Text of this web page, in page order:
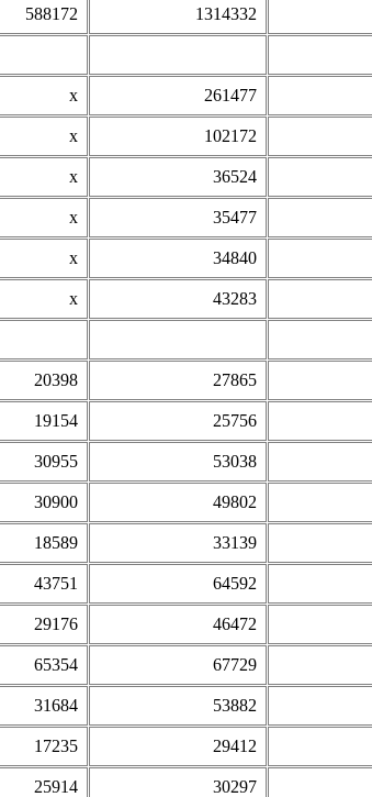
588172 1314332
х 261477
х 102172
х 36524
х 35477
х 34840
х 43283
20398 27865
19154 25756
30955 53038
30900 49802
18589 33139
43751 64592
29176 46472
65354 67729
31684 53882
17235 29412
25914 30297